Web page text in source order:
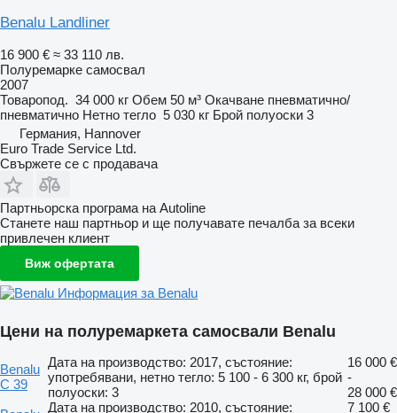
Benalu Landliner
16 900 € ≈ 33 110 лв.
Полуремарке самосвал
2007
Товаропод. 34 000 кг Обем 50 м³ Окачване пневматично/
пневматично Нетно тегло 5 030 кг Брой полуоски 3
Германия, Hannover
Euro Trade Service Ltd.
Свържете се с продавача
Партньорска програма на Autoline
Станете наш партньор и ще получавате печалба за всеки
привлечен клиент
Виж офертата
Информация за Benalu
Цени на полуремаркета самосвали Benalu
Benalu
C 39
Дата на производство: 2017, състояние:
употребявани, нетно тегло: 5 100 - 6 300 кг, брой
полуоски: 3
16 000 €
-
28 000 €
Дата на производство: 2010, състояние: 7 100 €